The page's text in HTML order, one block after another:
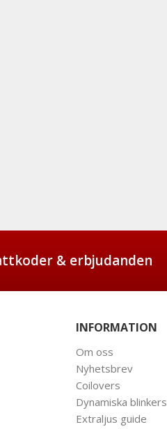
& erbjudanden
INFORMATION
Om oss
Nyhetsbrev
Coilovers
Dynamiska blinkers
Extraljus guide